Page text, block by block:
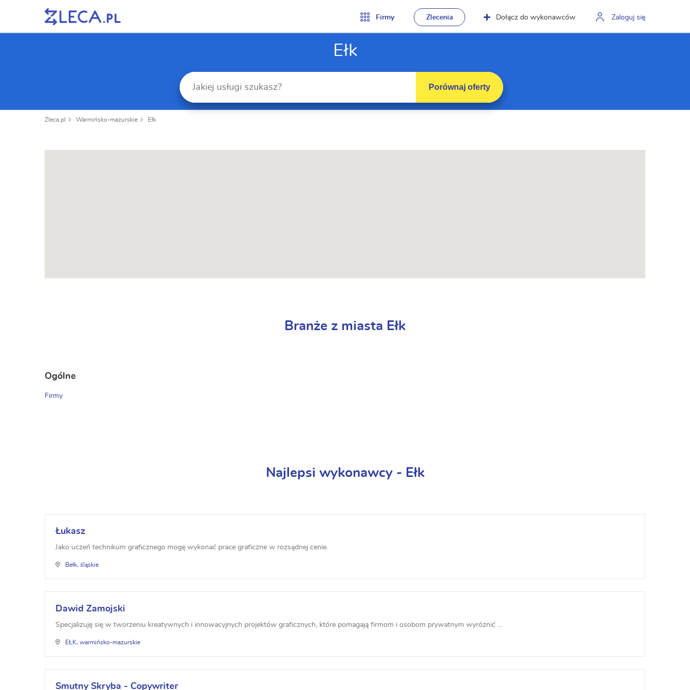
Firmy Zlecenia Dołącz do wykonawców Zaloguj się
Ełk
Porównaj oferty
Zleca.pl Warmińsko-mazurskie Ełk
Branże z miasta Ełk
Ogólne
Firmy
Najlepsi wykonawcy - Ełk
Łukasz
Jako uczeń technikum graficznego mogę wykonać prace graficzne w rozsądnej cenie.
Bełk, śląskie
Dawid Zamojski
Specjalizuję się w tworzeniu kreatywnych i innowacyjnych projektów graficznych, które pomagają firmom i osobom prywatnym wyróżnić ...
EŁK, warmińsko-mazurskie
Smutny Skryba - Copywriter